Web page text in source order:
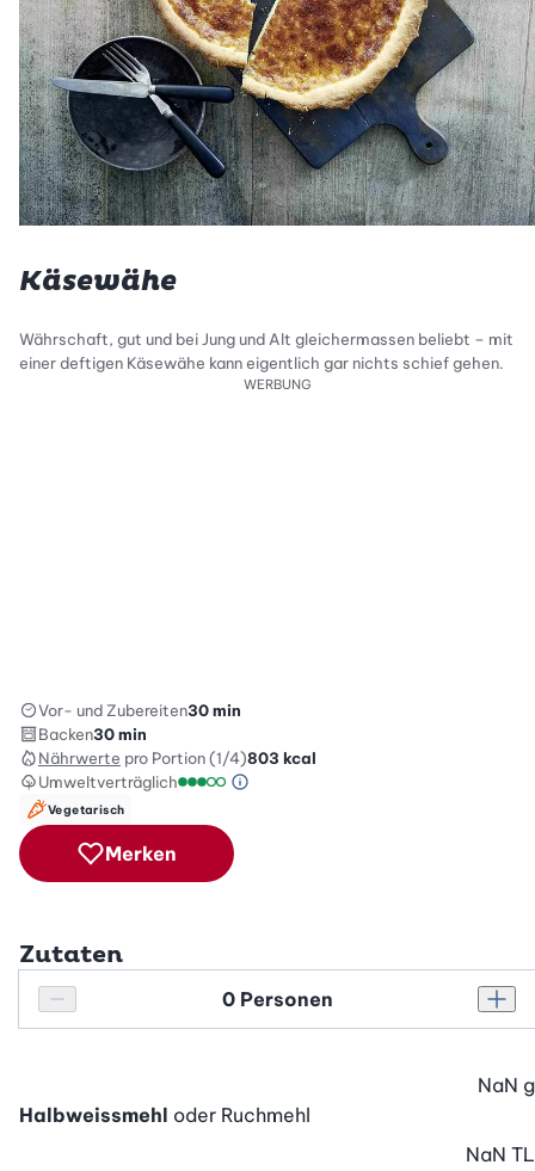
Käsewähe
Währschaft, gut und bei Jung und Alt gleichermassen beliebt – mit
einer deftigen Käsewähe kann eigentlich gar nichts schief gehen.
WERBUNG
Vor- und Zubereiten30 min
Backen30 min
Nährwerte pro Portion (1/4)803 kcal
Umweltverträglich
Green Betty Skala Info
Vegetarisch
Merken
Zutaten
Personenanzahl verringern
Personenanzahl
Halbweissmehl oder Ruchmehl
NaN g
NaN TL